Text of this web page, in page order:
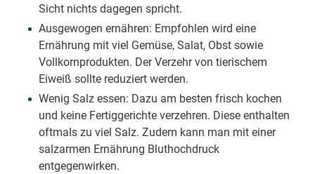
Sicht nichts dagegen spricht.
Ausgewogen ernähren: Empfohlen wird eine
Ernährung mit viel Gemüse, Salat, Obst sowie
Vollkornprodukten. Der Verzehr von tierischem
Eiweiß sollte reduziert werden.
Wenig Salz essen: Dazu am besten frisch kochen
und keine Fertiggerichte verzehren. Diese enthalten
oftmals zu viel Salz. Zudem kann man mit einer
salzarmen Ernährung Bluthochdruck
entgegenwirken.